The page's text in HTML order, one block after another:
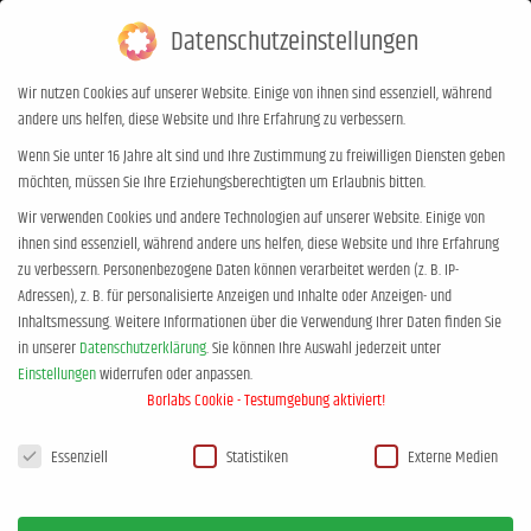
0,00€
Warenkorb
Datenschutzeinstellungen
Wir nutzen Cookies auf unserer Website. Einige von ihnen sind essenziell, während
andere uns helfen, diese Website und Ihre Erfahrung zu verbessern.
Wenn Sie unter 16 Jahre alt sind und Ihre Zustimmung zu freiwilligen Diensten geben
möchten, müssen Sie Ihre Erziehungsberechtigten um Erlaubnis bitten.
Wir verwenden Cookies und andere Technologien auf unserer Website. Einige von
ihnen sind essenziell, während andere uns helfen, diese Website und Ihre Erfahrung
zu verbessern.Personenbezogene Daten können verarbeitet werden (z. B. IP-
Adressen), z. B. für personalisierte Anzeigen und Inhalte oder Anzeigen- und
Inhaltsmessung.Weitere Informationen über die Verwendung Ihrer Daten finden Sie
in unsererDatenschutzerklärung.Sie können Ihre Auswahl jederzeit unter
Einstellungenwiderrufen oder anpassen.
Borlabs Cookie - Testumgebung aktiviert!
Datenschutzeinstellungen
Essenziell Statistiken Externe Medien